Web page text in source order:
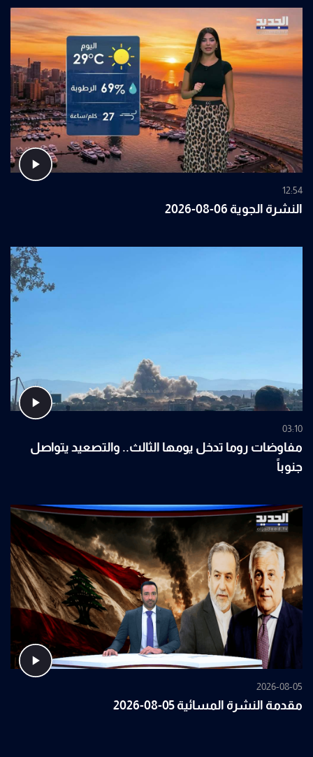
12:54
النشرة الجوية 06-08-2026
03:10
مفاوضات روما تدخل يومها الثالث.. والتصعيد يتواصل
جنوباً
2026-08-05
مقدمة النشرة المسائية 05-08-2026